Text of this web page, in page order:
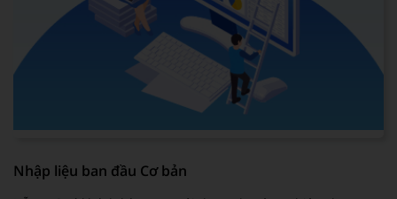
Nhập liệu ban đầu Cơ bản